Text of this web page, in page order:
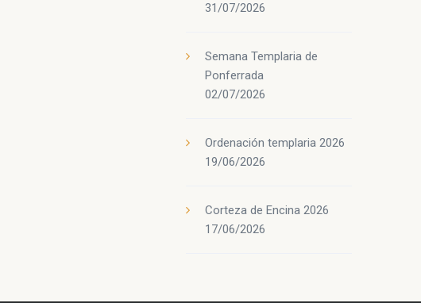
31/07/2026
Semana Templaria de
Ponferrada
02/07/2026
Ordenación templaria 2026
19/06/2026
Corteza de Encina 2026
17/06/2026